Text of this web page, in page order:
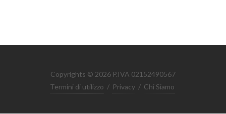
Copyrights © 2026 P.IVA 02152490567
Termini di utilizzo / Privacy / Chi Siamo